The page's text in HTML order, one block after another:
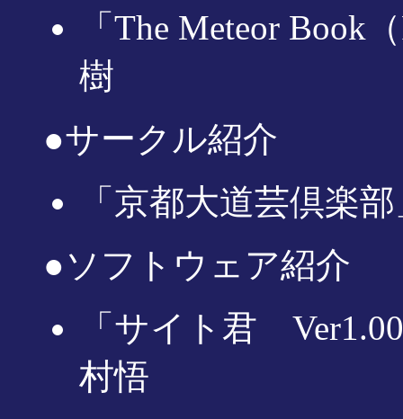
「The Meteor
樹
●サークル紹介
「京都大道芸倶楽
●ソフトウェア紹介
「サイト君
村悟